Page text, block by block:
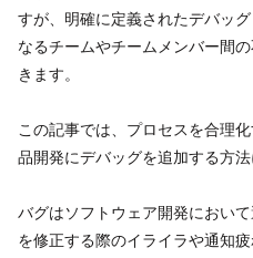
すが、明確に定義されたデバッ
なるチームやチームメンバー間
きます。
この記事では、プロセスを合理
品開発にデバッグを追加する方
バグはソフトウェア開発におい
を修正する際のイライラや通知